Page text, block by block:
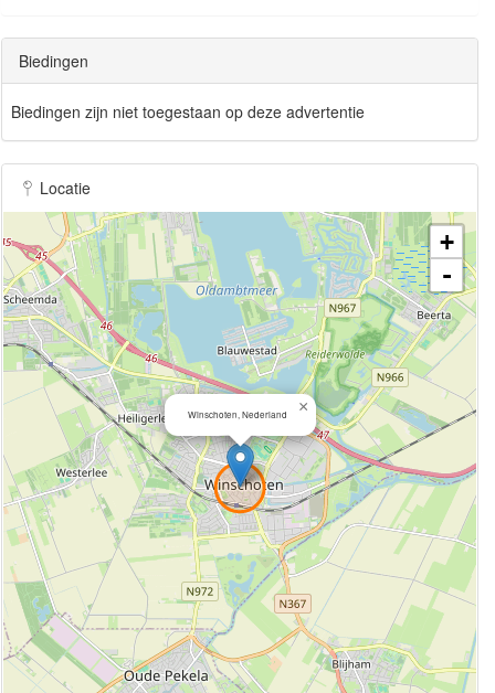
Biedingen
Biedingen zijn niet toegestaan op deze advertentie
Locatie
Winschoten, Nederland ×
+
-